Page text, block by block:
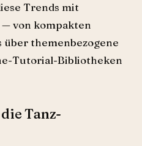
Trends mit
von kompakten
themenbezogene
Tutorial-Bibliotheken
Tanz-